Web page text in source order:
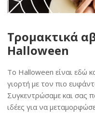
Τρομακτικά
Halloween
Το Halloween είναι εδώ
γιορτή με τον πιο
Συγκεντρώσαμε και σας
ιδέες για να